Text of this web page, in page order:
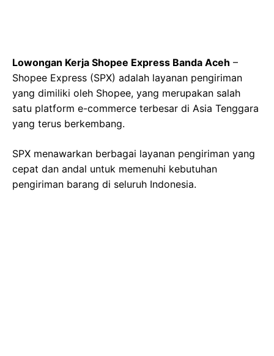
Lowongan Kerja Shopee Express Banda Aceh –
Shopee Express (SPX) adalah layanan pengiriman
yang dimiliki oleh Shopee, yang merupakan salah
satu platform e-commerce terbesar di Asia Tenggara
yang terus berkembang.
SPX menawarkan berbagai layanan pengiriman yang
cepat dan andal untuk memenuhi kebutuhan
pengiriman barang di seluruh Indonesia.